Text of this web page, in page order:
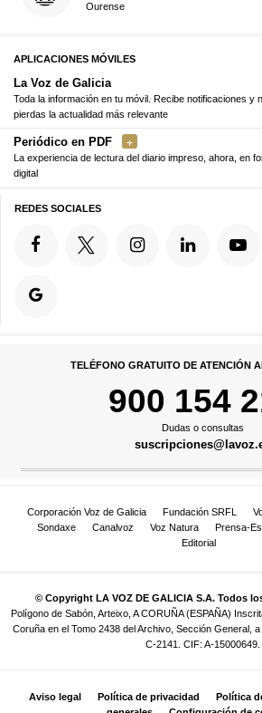
Ourense
APLICACIONES MÓVILES
La Voz de Galicia
Toda la información en tu móvil. Recibe notificaciones y
pierdas la actualidad más relevante
Periódico en PDF
La experiencia de lectura del diario impreso, ahora, en
digital
REDES SOCIALES
TELÉFONO GRATUITO DE ATENCIÓN
900 154
Dudas o consultas
Corporación Voz de Galicia Fundación SRFL
Sondaxe
Canalvoz Voz Natura Prensa-
Editorial
© Copyright LA VOZ DE GALICIA S.A. Todos
Polígono de Sabón, Arteixo, A CORUÑA (ESPAÑA)
Coruña en el Tomo 2438 del Archivo, Sección General,
C-2141. CIF: A-15000649.
Aviso legal Política de privacidad Política